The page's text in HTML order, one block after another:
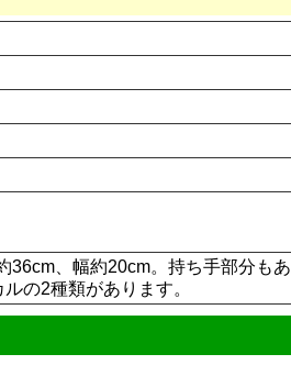
36cm、幅約20cm。持ち手部分もあ
の2種類があります。